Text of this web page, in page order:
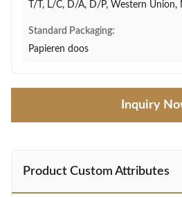
T/T, L/C, D/A, D/P, Western Union,
Standard Packaging:
Papieren doos
Inquiry
Product Custom Attributes